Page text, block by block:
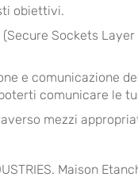
obiettivi.
Sockets
e comunicazione
comunicare le
mezzi
Maison